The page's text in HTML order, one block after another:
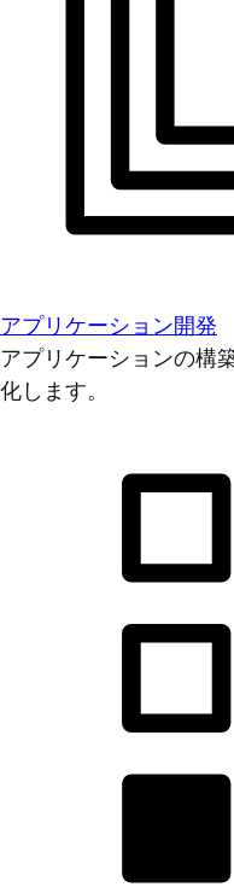
アプリケーション開発
アプリケーションの構
化します。